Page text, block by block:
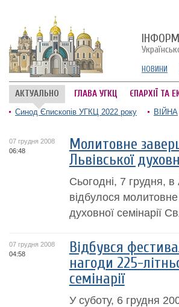
НОВИНИ
АКТУАЛЬНО ГЛАВА УГКЦ ЄПАРХІЇ ТА
Синод Єпископів УГКЦ 2022 року ВІЙНА
07 грудня 2008
06:48
Молитовне
Львівської
Сьогодні, 7 грудня,
відбулося
духовної семінарії
07 грудня 2008
04:58
Відбувся
нагоди 225-
семінарії
У суботу, 6 грудня